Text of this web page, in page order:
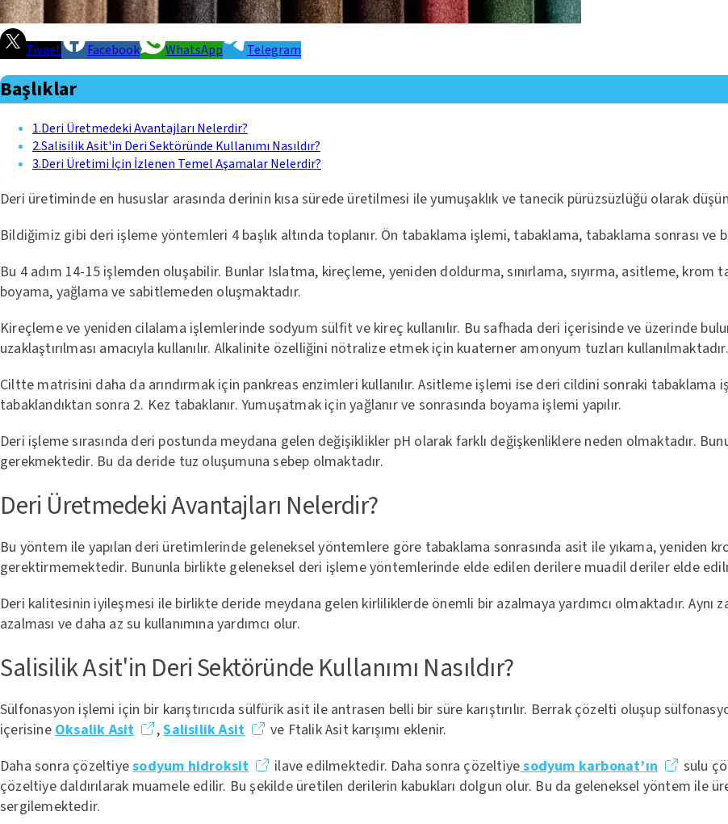
Tweet Facebook WhatsApp Telegram
Başlıklar
1.Deri Üretmedeki Avantajları Nelerdir?
2.Salisilik Asit'in Deri Sektöründe Kullanımı Nasıldır?
3.Deri Üretimi İçin İzlenen Temel Aşamalar Nelerdir?
Deri üretiminde en hususlar arasında derinin kısa sürede üretilmesi ile yumuşaklık ve tanecik pürüzsüzlüğü olarak
Bildiğimiz gibi deri işleme yöntemleri 4 başlık altında toplanır. Ön tabaklama işlemi, tabaklama, tabaklama sonrası ve
Bu 4 adım 14-15 işlemden oluşabilir. Bunlar Islatma, kireçleme, yeniden doldurma, sınırlama, sıyırma, asitleme,
boyama, yağlama ve sabitlemeden oluşmaktadır.
Kireçleme ve yeniden cilalama işlemlerinde sodyum sülfit ve kireç kullanılır. Bu safhada deri içerisinde ve üzerinde
uzaklaştırılması amacıyla kullanılır. Alkalinite özelliğini nötralize etmek için kuaterner amonyum tuzları kullanılmaktadır.
Ciltte matrisini daha da arındırmak için pankreas enzimleri kullanılır. Asitleme işlemi ise deri cildini sonraki tabaklama
tabaklandıktan sonra 2. Kez tabaklanır. Yumuşatmak için yağlanır ve sonrasında boyama işlemi yapılır.
Deri işleme sırasında deri postunda meydana gelen değişiklikler pH olarak farklı değişkenliklere neden olmaktadır.
gerekmektedir. Bu da deride tuz oluşumuna sebep olmaktadır.
Deri Üretmedeki Avantajları Nelerdir?
Bu yöntem ile yapılan deri üretimlerinde geleneksel yöntemlere göre tabaklama sonrasında asit ile yıkama, yeniden
gerektirmemektedir. Bununla birlikte geleneksel deri işleme yöntemlerinde elde edilen derilere muadil deriler elde
Deri kalitesinin iyileşmesi ile birlikte deride meydana gelen kirliliklerde önemli bir azalmaya yardımcı olmaktadır. Aynı
azalması ve daha az su kullanımına yardımcı olur.
Salisilik Asit'in Deri Sektöründe Kullanımı Nasıldır?
Sülfonasyon işlemi için bir karıştırıcıda sülfürik asit ile antrasen belli bir süre karıştırılır. Berrak çözelti oluşup
içerisine Oksalik Asit ,Salisilik Asit
ve Ftalik Asit karışımı eklenir.
Daha sonra çözeltiyesodyum hidroksit ilave edilmektedir. Daha sonra çözeltiyesodyum karbonat’ın
sulu
çözeltiye daldırılarak muamele edilir. Bu şekilde üretilen derilerin kabukları dolgun olur. Bu da geleneksel yöntem ile
sergilemektedir.